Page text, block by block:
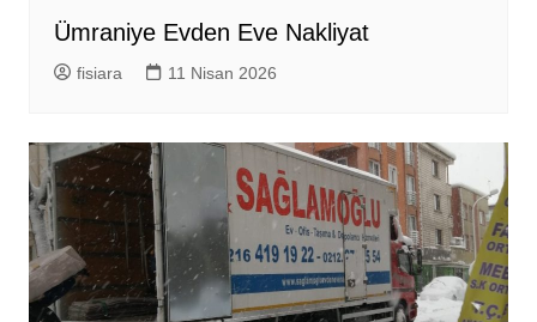
Ümraniye Evden Eve Nakliyat
fisiara 11 Nisan 2026